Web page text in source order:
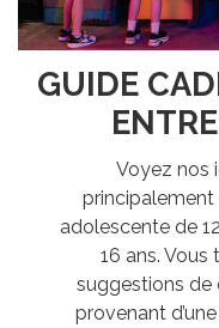
GUIDE
Voyez nos
principalement
adolescente de
16 ans.
suggestions de
provenant